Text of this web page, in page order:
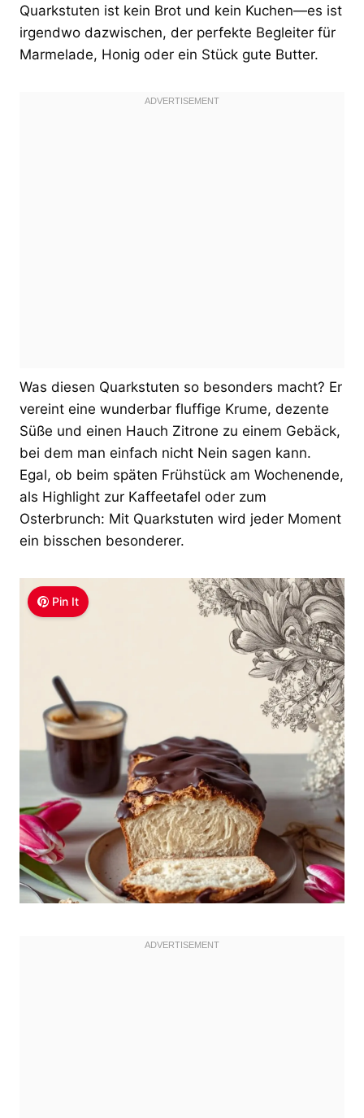
Quarkstuten ist kein Brot und kein Kuchen—es ist
irgendwo dazwischen, der perfekte Begleiter für
Marmelade, Honig oder ein Stück gute Butter.
Was diesen Quarkstuten so besonders macht? Er
vereint eine wunderbar fluffige Krume, dezente
Süße und einen Hauch Zitrone zu einem Gebäck,
bei dem man einfach nicht Nein sagen kann.
Egal, ob beim späten Frühstück am Wochenende,
als Highlight zur Kaffeetafel oder zum
Osterbrunch: Mit Quarkstuten wird jeder Moment
ein bisschen besonderer.
Pin It